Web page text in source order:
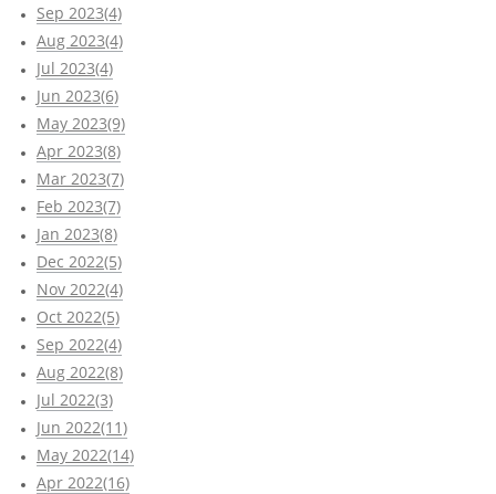
Sep 2023(4)
Aug 2023(4)
Jul 2023(4)
Jun 2023(6)
May 2023(9)
Apr 2023(8)
Mar 2023(7)
Feb 2023(7)
Jan 2023(8)
Dec 2022(5)
Nov 2022(4)
Oct 2022(5)
Sep 2022(4)
Aug 2022(8)
Jul 2022(3)
Jun 2022(11)
May 2022(14)
Apr 2022(16)